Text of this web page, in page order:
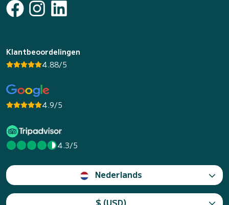
Klantbeoordelingen
4.88/5
4.9/5
4.3/5
Nederlands
$ (USD)